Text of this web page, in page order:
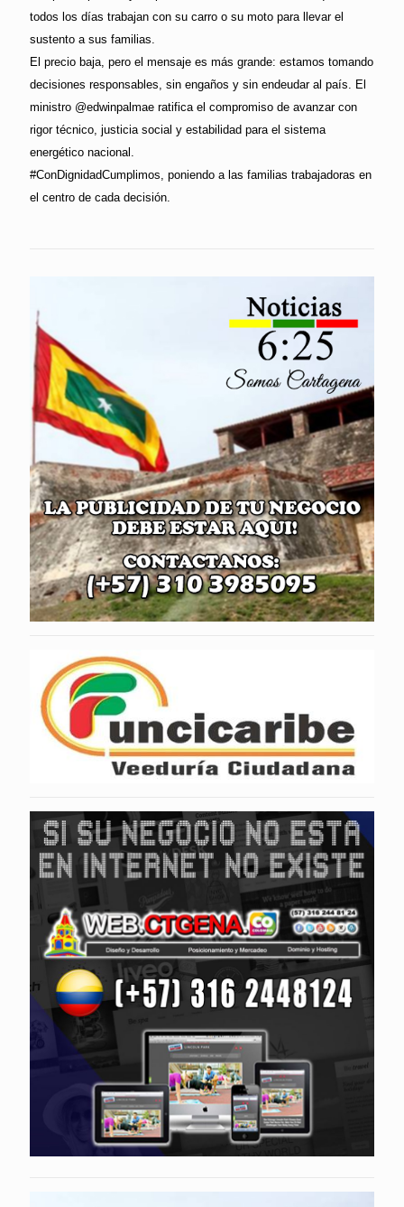
todos los días trabajan con su carro o su moto para llevar el
sustento a sus familias.
El precio baja, pero el mensaje es más grande: estamos tomando
decisiones responsables, sin engaños y sin endeudar al país. El
ministro @edwinpalmae ratifica el compromiso de avanzar con
rigor técnico, justicia social y estabilidad para el sistema
energético nacional.
#ConDignidadCumplimos, poniendo a las familias trabajadoras en
el centro de cada decisión.